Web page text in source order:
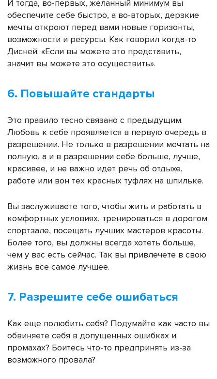
И тогда, во-первых, желанный минимум вы
обеспечите себе быстро, а во-вторых, дерзкие
мечты откроют перед вами новые горизонты,
возможности и ресурсы. Как говорил когда-то
Дисней: «Если вы можете это представить,
значит вы можете это осуществить».
6. Повышайте стандарты
Это правило тесно связано с предыдущим.
Любовь к себе проявляется в первую очередь в
разрешении. Не только в разрешении мечтать на
полную, а и в разрешении себе больше, лучше,
красивее, и не важно идет речь об отдыхе,
работе или вон тех красных туфлях на шпильке.
Вы заслуживаете того, чтобы жить и работать в
комфортных условиях, тренироваться в дорогом
спортзале, посещать лучших мастеров красоты.
Более того, вы должны всегда хотеть больше,
чем у вас есть сейчас. Так вы привлечете в свою
жизнь все самое лучшее.
7. Разрешите себе ошибаться
Как еще полюбить себя? Подумайте как часто вы
обвиняете себя в допущенных ошибках и
промахах? Боитесь что-то предпринять из-за
возможного провала?